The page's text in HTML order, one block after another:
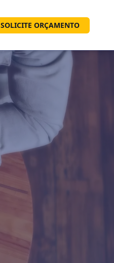
SOLICITE ORÇAMENTO